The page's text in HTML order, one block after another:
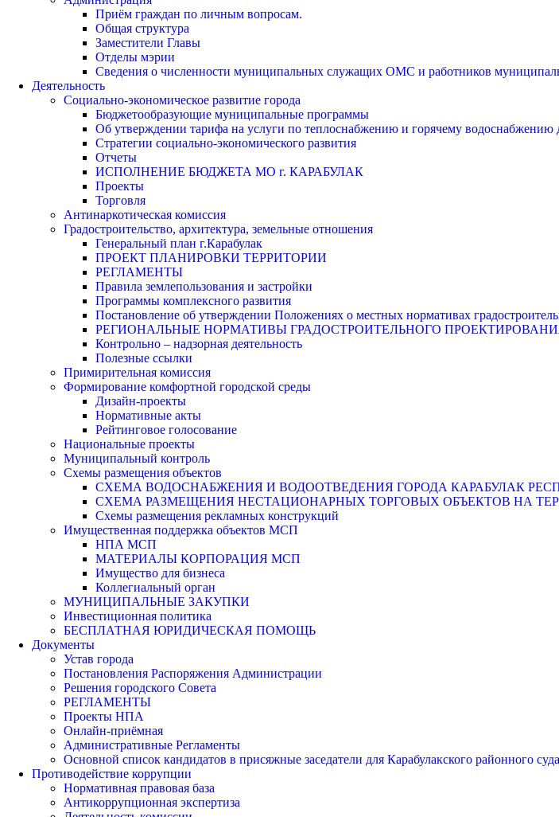
Приём граждан по личным вопросам.
Общая структура
Заместители Главы
Отделы мэрии
Сведения о численности муниципальных служащих ОМС и работников
Деятельность
Социально-экономическое развитие города
Бюджетообразующие муниципальные программы
Об утверждении тарифа на услуги по теплоснабжению и горячему
Стратегии социально-экономического развития
Отчеты
ИСПОЛНЕНИЕ БЮДЖЕТА МО г. КАРАБУЛАК
Проекты
Торговля
Антинаркотическая комиссия
Градостроительство, архитектура, земельные отношения
Генеральный план г.Карабулак
ПРОЕКТ ПЛАНИРОВКИ ТЕРРИТОРИИ
РЕГЛАМЕНТЫ
Правила землепользования и застройки
Программы комплексного развития
Постановление об утверждении Положениях о местных нормативах
РЕГИОНАЛЬНЫЕ НОРМАТИВЫ ГРАДОСТРОИТЕЛЬНОГО
Контрольно – надзорная деятельность
Полезные ссылки
Примирительная комиссия
Формирование комфортной городской среды
Дизайн-проекты
Нормативные акты
Рейтинговое голосование
Национальные проекты
Муниципальный контроль
Схемы размещения объектов
СХЕМА ВОДОСНАБЖЕНИЯ И ВОДООТВЕДЕНИЯ ГОРОДА КАРАБУЛАК
СХЕМА РАЗМЕЩЕНИЯ НЕСТАЦИОНАРНЫХ ТОРГОВЫХ ОБЪЕКТОВ НА
Схемы размещения рекламных конструкций
Имущественная поддержка объектов МСП
НПА МСП
МАТЕРИАЛЫ КОРПОРАЦИЯ МСП
Имущество для бизнеса
Коллегиальный орган
МУНИЦИПАЛЬНЫЕ ЗАКУПКИ
Инвестиционная политика
БЕСПЛАТНАЯ ЮРИДИЧЕСКАЯ ПОМОЩЬ
Документы
Устав города
Постановления Распоряжения Администрации
Решения городского Совета
РЕГЛАМЕНТЫ
Проекты НПА
Онлайн-приёмная
Административные Регламенты
Основной список кандидатов в присяжные заседатели для Карабулакского районного
Противодействие коррупции
Нормативная правовая база
Антикоррупционная экспертиза